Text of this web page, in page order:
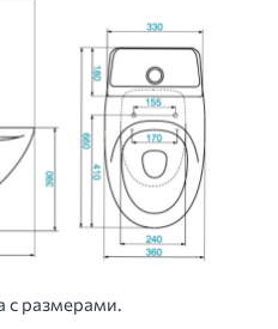
с размерами.